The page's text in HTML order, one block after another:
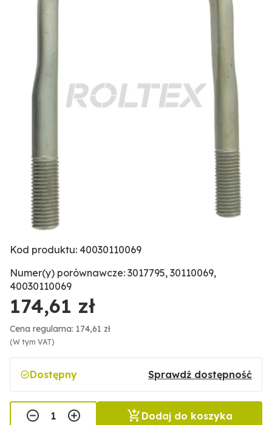
Kod produktu: 40030110069
Numer(y) porównawcze: 3017795, 30110069,
40030110069
174,61 zł
Cena regularna: 174,61 zł
(W tym VAT)
Dostępny Sprawdź dostępność
Dodaj do koszyka